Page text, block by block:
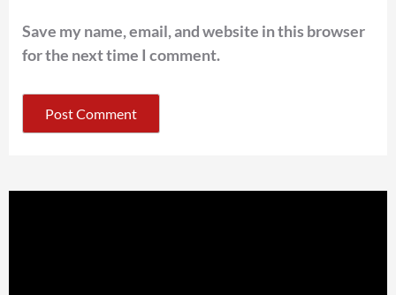
Save my name, email, and website in this browser
for the next time I comment.